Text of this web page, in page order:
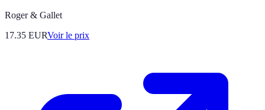
Roger & Gallet
17.35 EURVoir le prix